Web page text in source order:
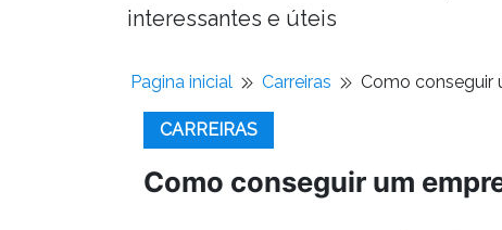
interessantes e úteis
Pagina inicial Carreiras Como conseguir
CARREIRAS
Como conseguir um